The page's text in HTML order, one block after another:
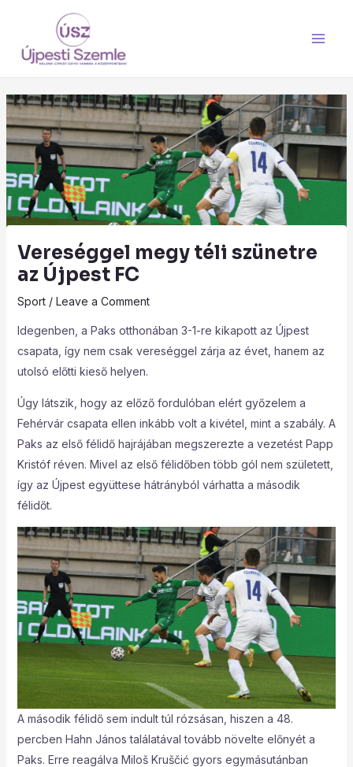
content
Vereséggel megy téli szünetre
az Újpest FC
Sport/ Leave a Comment
Idegenben, a Paks otthonában 3-1-re kikapott az Újpest
csapata, így nem csak vereséggel zárja az évet, hanem az
utolsó előtti kieső helyen.
Úgy látszik, hogy az előző fordulóban elért győzelem a
Fehérvár csapata ellen inkább volt a kivétel, mint a szabály. A
Paks az első félidő hajrájában megszerezte a vezetést Papp
Kristóf réven. Mivel az első félidőben több gól nem született,
így az Újpest együttese hátrányból várhatta a második
félidőt.
A második félidő sem indult túl rózsásan, hiszen a 48.
percben Hahn János találatával tovább növelte előnyét a
Paks. Erre reagálva Miloš Kruščić gyors egymásutánban